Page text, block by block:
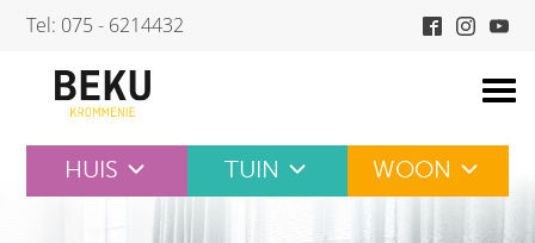
Skip
content
Tel: 075 - 6214432
HUIS TUIN WOON